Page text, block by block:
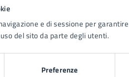
e di sessione per
del sito da parte degli utenti.
Preferenze
Valuta 3 stelle su 5
2 stelle su 5
1 stelle su 5